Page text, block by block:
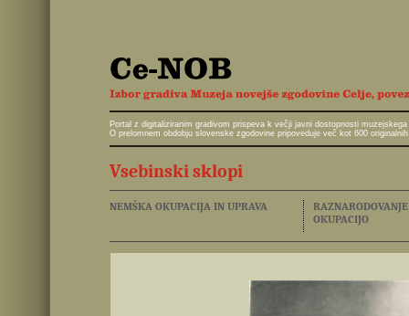
Portal z digitaliziranim gradivom prispeva k večji javni dostopnosti
O prelomnem obdobju slovenske zgodovine pripoveduje več kot 600
Vsebinski sklopi
NEMŠKA OKUPACIJA IN UPRAVA
OKUPACIJO